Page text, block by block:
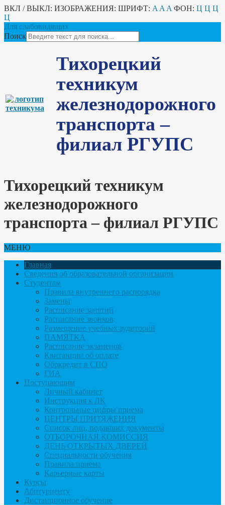
ВКЛ / ВЫКЛ: ИЗОБРАЖЕНИЯ: ШРИФТ: A A A ФОН: Ц Ц Ц
Ц
Для слабовидящих
Поиск
Тихорецкий
техникум
железнодорожного
транспорта –
филиал РГУПС
Тихорецкий техникум
железнодорожного
транспорта – филиал РГУПС
МЕНЮ
Главная
Сведения об образовательной организации
Студентам
Правила внутреннего распорядка
Замены
Расписание занятий
Расписание звонков
Размещение учебных аудиторий
ПАМЯТКА
Расписание экзаменов
Квитанции об оплате
Обркредит в СПО
ГИА
Поступающим
Личный кабинет
Инструкция к ЛК
Контрольные цифры приема
ЦЕНТРЫ ПРИТЯЖЕНИЯ
Список лиц, подавших документы
ОТБОРОЧНАЯ КОМИССИЯ
ДЕНЬ ОТКРЫТЫХ ДВЕРЕЙ
Специальности обучения
Правила приема
Карьерные карты
Курсы
Абитуриенту
Дистанционное обучение